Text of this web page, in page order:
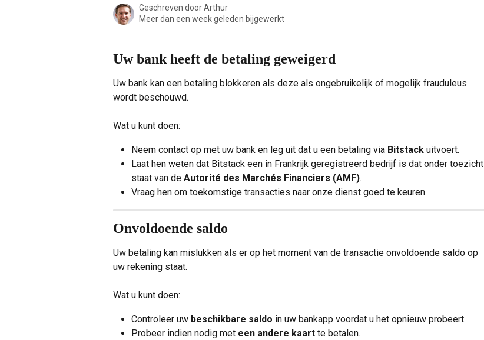
Geschreven doorArthur
Meer dan een week geleden bijgewerkt
Uw bank heeft de betaling geweigerd
Uw bank kan een betaling blokkeren als deze als ongebruikelijk of mogelijk frauduleus
wordt beschouwd.
Wat u kunt doen:
Neem contact op met uw bank en leg uit dat u een betaling via Bitstack uitvoert.
Laat hen weten dat Bitstack een in Frankrijk geregistreerd bedrijf is dat onder toezicht
staat van de Autorité des Marchés Financiers (AMF).
Vraag hen om toekomstige transacties naar onze dienst goed te keuren.
Onvoldoende saldo
Uw betaling kan mislukken als er op het moment van de transactie onvoldoende saldo op
uw rekening staat.
Wat u kunt doen:
Controleer uw beschikbare saldo in uw bankapp voordat u het opnieuw probeert.
Probeer indien nodig met een andere kaart te betalen.